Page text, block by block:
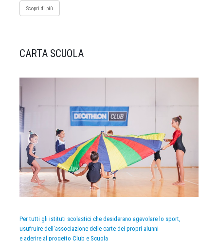
Scopri di più
CARTA SCUOLA
Per tutti gli istituti scolastici che desiderano agevolare lo sport,
usufruire dell’associazione delle carte dei propri alunni
e aderire al progetto Club e Scuola